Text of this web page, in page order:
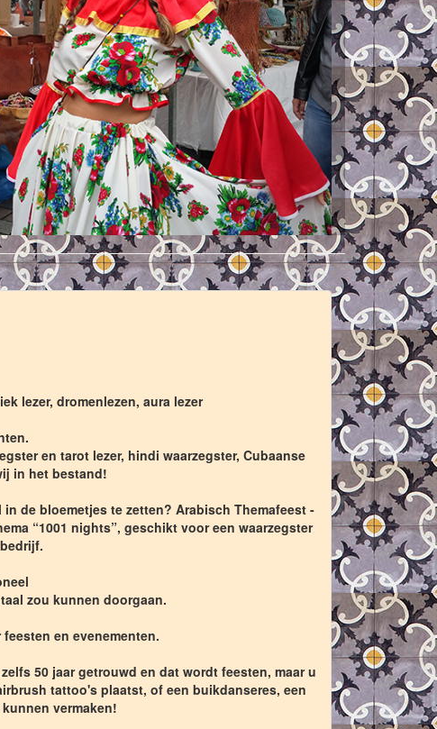
lezer, dromenlezen, aura lezer
en tarot lezer, hindi waarzegster, Cubaanse
in het bestand!
de bloemetjes te zetten? Arabisch Themafeest -
“1001 nights”, geschikt voor een waarzegster
zou kunnen doorgaan.
en evenementen.
50 jaar getrouwd en dat wordt feesten, maar u
tattoo's plaatst, of een buikdanseres, een
vermaken!